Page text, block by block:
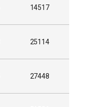
14517
25114
27448